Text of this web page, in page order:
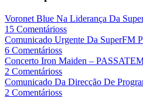
Voronet Blue Na Liderança Da
15 Comentárioss
Comunicado Urgente Da SuperFM
6 Comentárioss
Concerto Iron Maiden –
2 Comentárioss
Comunicado Da Direcção De
2 Comentárioss